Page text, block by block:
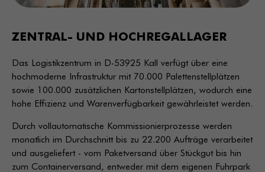
ZENTRAL- UND HOCHREGALLAGER
Das Logistikzentrum in D-53925 Kall verfügt über eine
hochmoderne Infrastruktur mit 70.000 Palettenstellplätzen
sowie 100.000 zusätzlichen Kartonstellplätzen, wodurch eine
hohe Effizienz und Warenverfügbarkeit gewährleistet werden.
Durch vollautomatische Kommissionierprozesse werden
monatlich im Durchschnitt bis zu 22.200 Aufträge verarbeitet
und ausgeliefert - vom Paketversand über Stückgut bis hin
zum Containerversand, entweder mit dem eigenen Fuhrpark